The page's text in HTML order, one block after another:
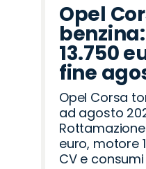
Opel
13.750
fine
Opel Corsa
ad agosto
euro, motore
CV e